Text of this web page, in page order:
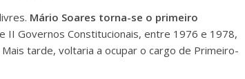
Mário Soares torna-se o primeiro
II Governos Constitucionais, entre 1976 e 1978,
tarde, voltaria a ocupar o cargo de Primeiro-